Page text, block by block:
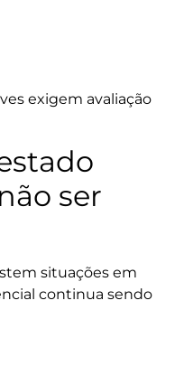
exigem avaliação
ser
situações em
continua sendo